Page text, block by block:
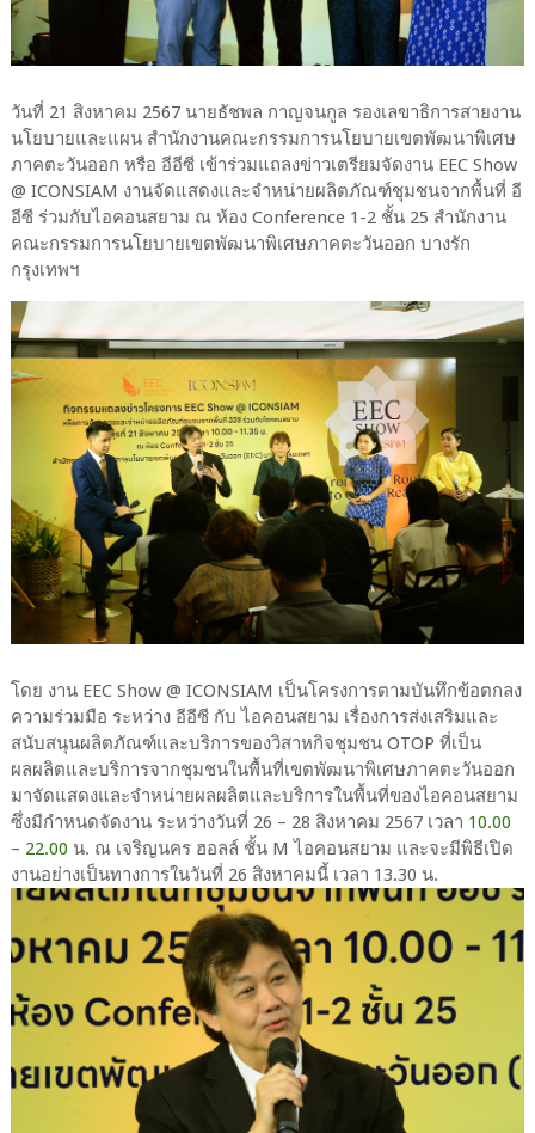
วันที่ 21 สิงหาคม 2567 นายธัชพล กาญจนกูล รองเลขาธิการสายงาน
นโยบายและแผน สำนักงานคณะกรรมการนโยบายเขตพัฒนาพิเศษ
ภาคตะวันออก หรือ อีอีซี เข้าร่วมแถลงข่าวเตรียมจัดงาน EEC Show
@ ICONSIAM งานจัดแสดงและจำหน่ายผลิตภัณฑ์ชุมชนจากพื้นที่ อี
อีซี ร่วมกับไอคอนสยาม ณ ห้อง Conference 1-2 ชั้น 25 สำนักงาน
คณะกรรมการนโยบายเขตพัฒนาพิเศษภาคตะวันออก บางรัก
กรุงเทพฯ
โดย งาน EEC Show @ ICONSIAM เป็นโครงการตามบันทึกข้อตกลง
ความร่วมมือ ระหว่าง อีอีซี กับ ไอคอนสยาม เรื่องการส่งเสริมและ
สนับสนุนผลิตภัณฑ์และบริการของวิสาหกิจชุมชน OTOP ที่เป็น
ผลผลิตและบริการจากชุมชนในพื้นที่เขตพัฒนาพิเศษภาคตะวันออก
มาจัดแสดงและจำหน่ายผลผลิตและบริการในพื้นที่ของไอคอนสยาม
ซึ่งมีกำหนดจัดงาน ระหว่างวันที่ 26 – 28 สิงหาคม 2567 เวลา 10.00
– 22.00 น. ณ เจริญนคร ฮอลล์ ชั้น M ไอคอนสยาม และจะมีพิธีเปิด
งานอย่างเป็นทางการในวันที่ 26 สิงหาคมนี้ เวลา 13.30 น.